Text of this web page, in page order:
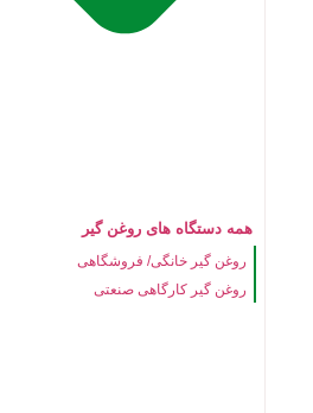
همه دستگاه های روغن گیر
روغن گیر خانگی/ فروشگاهی
روغن گیر کارگاهی صنعتی